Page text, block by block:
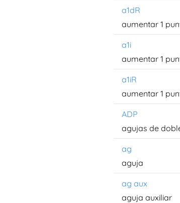
a1dR
aumentar 1
a1i
aumentar 1
a1iR
aumentar 1
ADP
agujas de
ag
aguja
ag aux
aguja auxiliar